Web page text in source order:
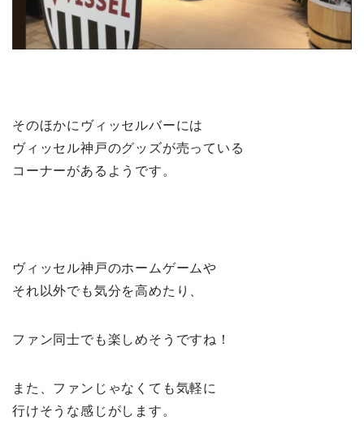
そのほかにヴィッセルバーには
ヴィッセル神戸のグッズが売っている
コーナーがあるようです。
ヴィッセル神戸のホームゲームや
それ以外でも気分を高めたり、
ファン同士でも楽しめそうですね！
また、ファンじゃなくても気軽に
行けそうな感じがします。